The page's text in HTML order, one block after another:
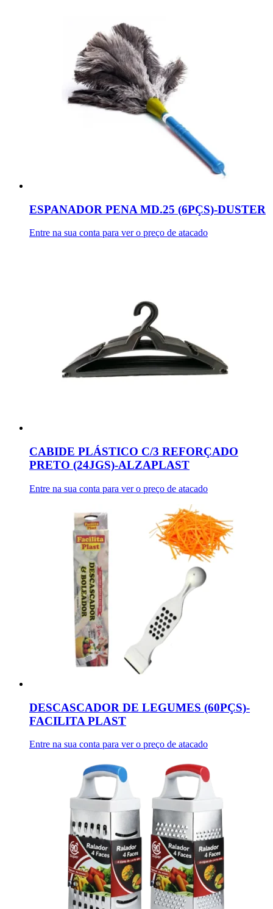
ESPANADOR PENA MD.25 (6PÇS)-DUSTER
Entre na sua conta para ver o preço de atacado
CABIDE PLÁSTICO C/3 REFORÇADO
PRETO (24JGS)-ALZAPLAST
Entre na sua conta para ver o preço de atacado
DESCASCADOR DE LEGUMES (60PÇS)-
FACILITA PLAST
Entre na sua conta para ver o preço de atacado